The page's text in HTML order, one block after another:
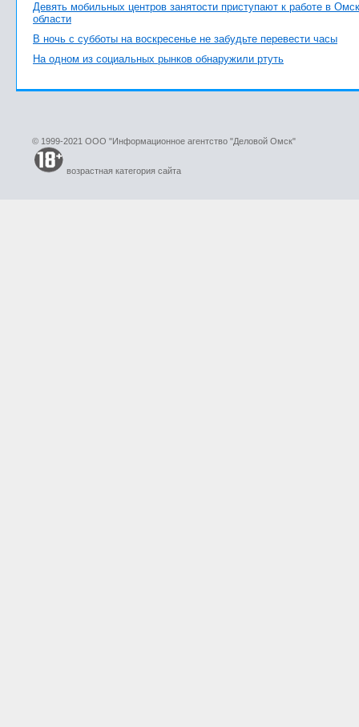
Девять мобильных центров занятости приступают к работе в
области
В ночь с субботы на воскресенье не забудьте перевести часы
На одном из социальных рынков обнаружили ртуть
© 1999-2021 ООО "Информационное агентство "Деловой Омск"
возрастная категория сайта